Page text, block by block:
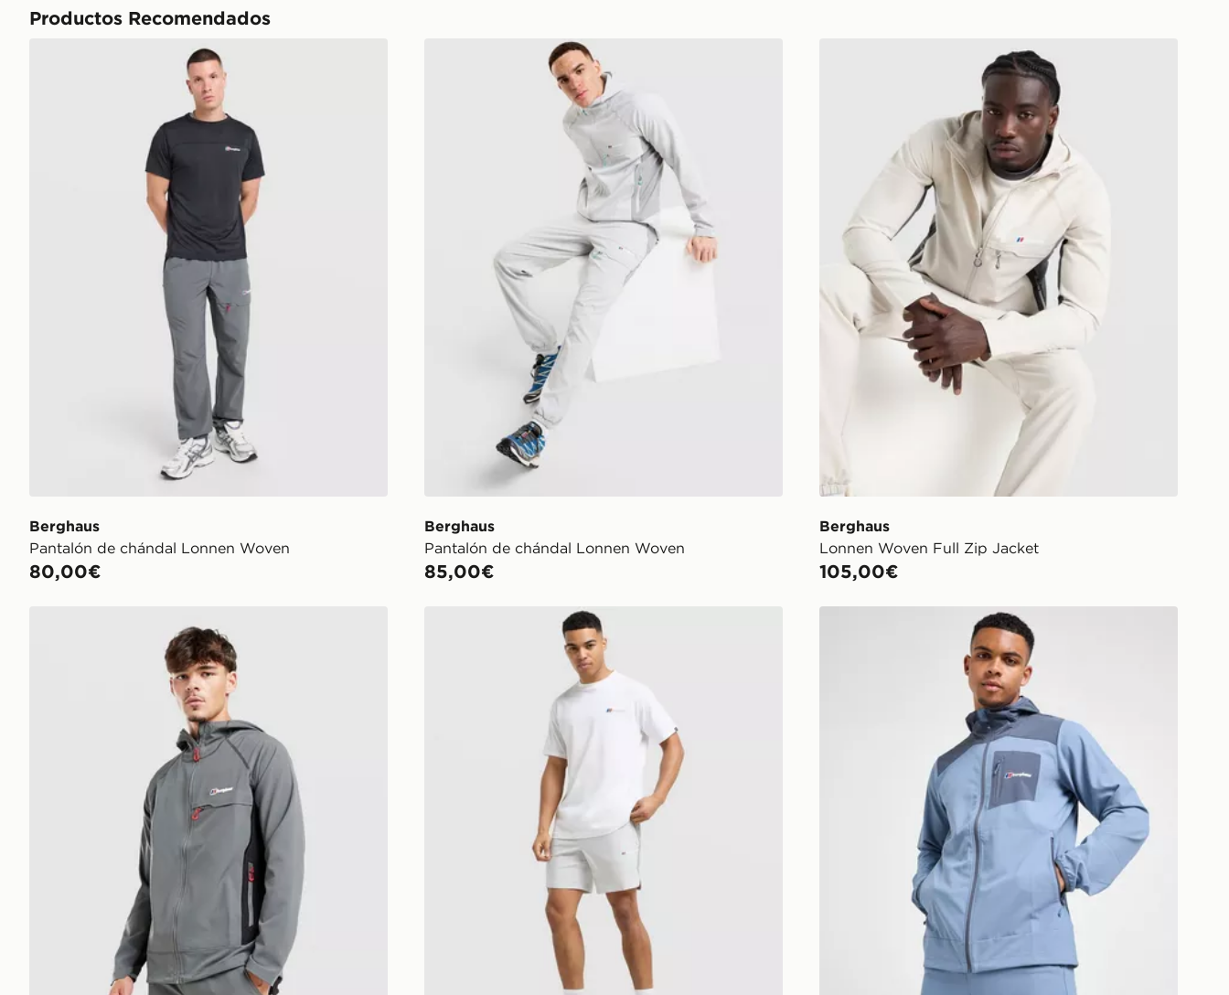
Productos Recomendados
Berghaus Pantalón de chándal Lonnen Woven
Berghaus
Pantalón de chándal Lonnen Woven
80,00€
Berghaus Pantalón de chándal Lonnen Woven
Berghaus
Pantalón de chándal Lonnen Woven
85,00€
Berghaus Lonnen Woven Full Zip Jacket
Berghaus
Lonnen Woven Full Zip Jacket
105,00€
Berghaus Pantalón Corto Lonnen Berghaus Chaqueta Intervale Woven